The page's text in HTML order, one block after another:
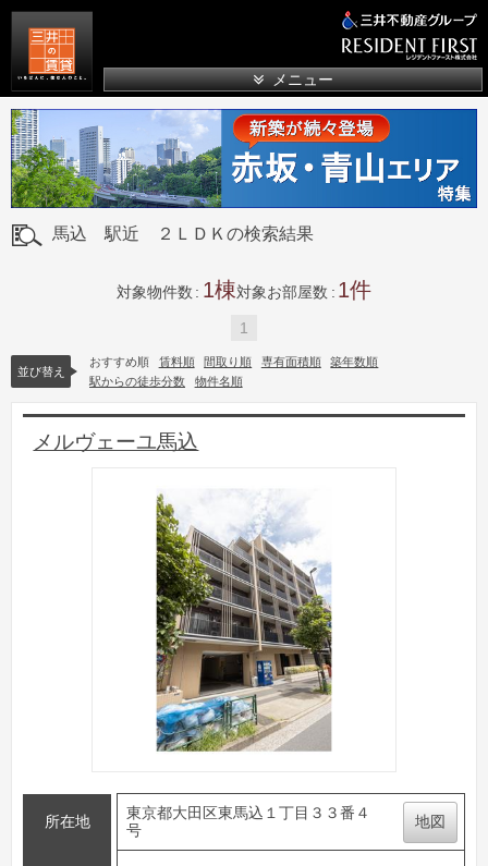
メニュー
馬込 駅近 ２ＬＤＫの検索結果
対象物件数 1 対象お部屋数 1
1
並び替え
おすすめ順 賃料順 間取り順 専有面積順
築年数順
駅からの徒歩分数
物件名順
メルヴェーユ馬込
所在地
東京都大田区東馬込１丁目３３番４
号
地図